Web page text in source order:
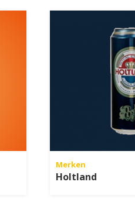
Merken
Holtland